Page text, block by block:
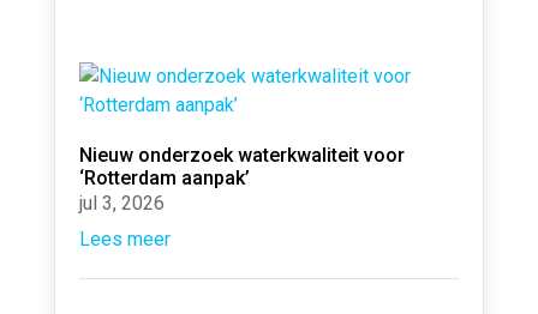
Nieuw onderzoek waterkwaliteit voor
‘Rotterdam aanpak’
jul 3, 2026
Lees meer